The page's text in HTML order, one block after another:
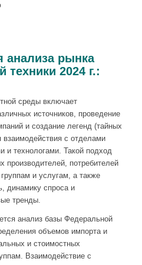
анализа рынка
техники 2024 г.:
среды включает
источников, проведение
и создание легенд (тайных
взаимодействия с отделами
и технологами. Такой подход
производителей, потребителей
и услугам, а также
динамику спроса и
тренды.
анализ базы Федеральной
объемов импорта и
и стоимостных
Взаимодействие с